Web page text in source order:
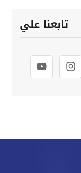
تابعنا علي